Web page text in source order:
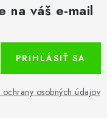
na váš e-mail
osobných údajov
PRIHLÁSIŤ SA